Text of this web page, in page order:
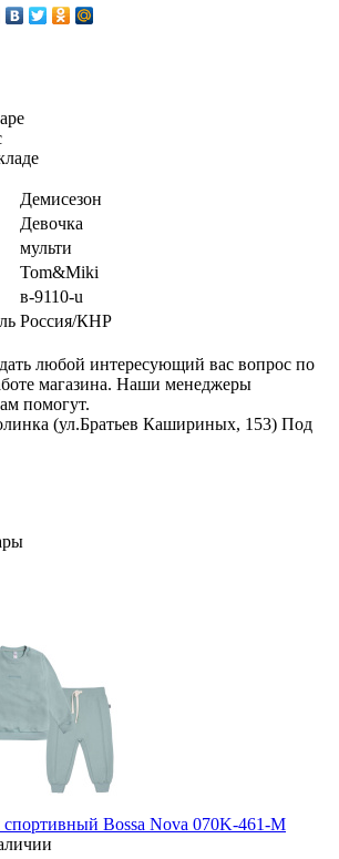
Демисезон
Девочка
мульти
Tom&Miki
в-9110-u
Россия/КНР
любой интересующий вас вопрос по
магазина. Наши менеджеры
помогут.
(ул.Братьев Кашириных, 153) Под
Bossa Nova 070K-461-М